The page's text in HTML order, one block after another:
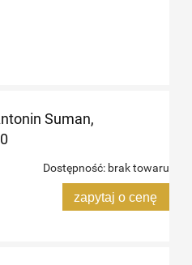
Suman,
Dostępność: brak towaru
zapytaj o cenę